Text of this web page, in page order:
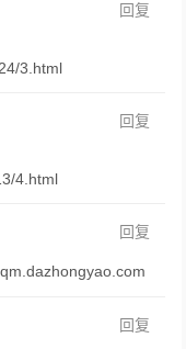
回复
3.html
回复
4.html
回复
回复